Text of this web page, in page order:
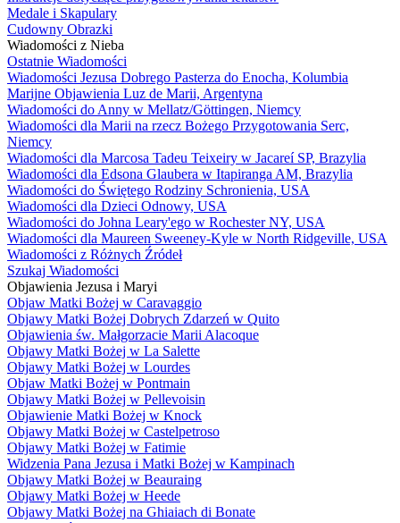
Medale i Skapulary
Cudowny Obrazki
Wiadomości z Nieba
Ostatnie Wiadomości
Wiadomości Jezusa Dobrego Pasterza do Enocha, Kolumbia
Marijne Objawienia Luz de Marii, Argentyna
Wiadomości do Anny w Mellatz/Göttingen, Niemcy
Wiadomości dla Marii na rzecz Bożego Przygotowania Serc,
Niemcy
Wiadomości dla Marcosa Tadeu Teixeiry w Jacareí SP, Brazylia
Wiadomości dla Edsona Glaubera w Itapiranga AM, Brazylia
Wiadomości do Świętego Rodziny Schronienia, USA
Wiadomości dla Dzieci Odnowy, USA
Wiadomości do Johna Leary'ego w Rochester NY, USA
Wiadomości dla Maureen Sweeney-Kyle w North Ridgeville, USA
Wiadomości z Różnych Źródeł
Szukaj Wiadomości
Objawienia Jezusa i Maryi
Objaw Matki Bożej w Caravaggio
Objawy Matki Bożej Dobrych Zdarzeń w Quito
Objawienia św. Małgorzacie Marii Alacoque
Objawy Matki Bożej w La Salette
Objawy Matki Bożej w Lourdes
Objaw Matki Bożej w Pontmain
Objawy Matki Bożej w Pellevoisin
Objawienie Matki Bożej w Knock
Objawy Matki Bożej w Castelpetroso
Objawy Matki Bożej w Fatimie
Widzenia Pana Jezusa i Matki Bożej w Kampinach
Objawy Matki Bożej w Beauraing
Objawy Matki Bożej w Heede
Objawy Matki Bożej na Ghiaiach di Bonate